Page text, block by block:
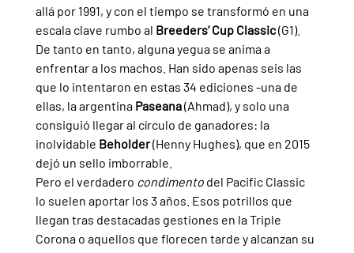
allá por 1991, y con el tiempo se transformó en una
escala clave rumbo al Breeders’ Cup Classic (G1).
De tanto en tanto, alguna yegua se anima a
enfrentar a los machos. Han sido apenas seis las
que lo intentaron en estas 34 ediciones -una de
ellas, la argentina Paseana (Ahmad), y solo una
consiguió llegar al círculo de ganadores: la
inolvidable Beholder (Henny Hughes), que en 2015
dejó un sello imborrable.
Pero el verdadero condimento del Pacific Classic
lo suelen aportar los 3 años. Esos potrillos que
llegan tras destacadas gestiones en la Triple
Corona o aquellos que florecen tarde y alcanzan su